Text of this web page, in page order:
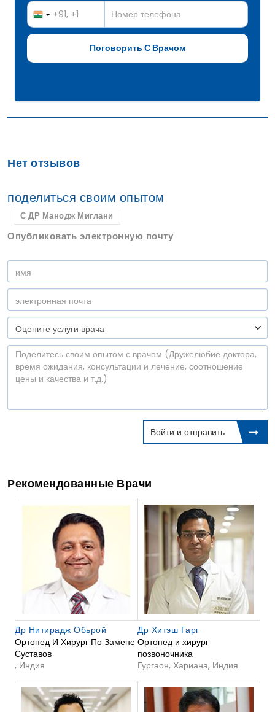
Нет отзывов
поделиться своим опытом
С ДР Манодж Миглани
Опубликовать электронную почту
Войти и отправить
Рекомендованные Врачи
Др Нитирадж Обьрой
Ортопед И Хирург По Замене
Суставов
, Индия
Др Хитэш Гарг
Ортопед и хирург
позвоночника
Гургаон, Хариана, Индия